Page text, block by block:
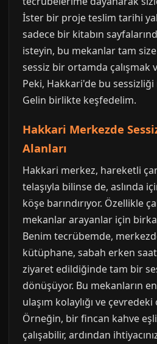
İster bir proje teslim tarihi
sadece bir kitabın
isteyin, bu mekanlar tam
sessiz bir ortamda çalışmak
Peki, Hakkari'de bu
Gelin birlikte keşfedelim.
Hakkari Merkezde
Alanları
Hakkari merkez, hareketli
telaşıyla bilinse de, aslında
köşe barındırıyor. Özellikle
mekanlar arayanlar için
Benim tecrübemde,
kütüphane, sabah erken
ziyaret edildiğinde tam bir
dönüşüyor. Bu mekanların
ulaşım kolaylığı ve çevredeki
Örneğin, bir fincan kahve
çalışabilir, ardından